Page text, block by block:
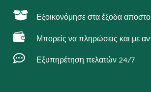
 Εξοικονόμησε στα έξοδα
 Μπορείς να πληρώσεις και με
 Εξυπηρέτηση πελατών 24/7